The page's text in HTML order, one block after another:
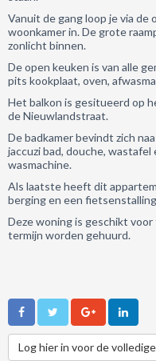
Vanuit de gang loop je via de
woonkamer in. De grote
zonlicht binnen.
De open keuken is van alle
pits kookplaat, oven,
Het balkon is gesitueerd op
de Nieuwlandstraat.
De badkamer bevindt zich
jaccuzi bad, douche,
wasmachine.
Als laatste heeft dit
berging en een
Deze woning is geschikt
termijn worden gehuurd.
Log hier in voor de